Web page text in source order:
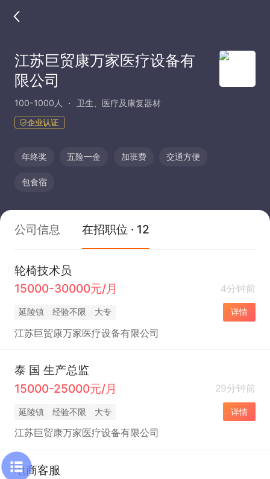
江苏巨贸康万家医疗设备有
限公司
100-1000人 卫生、医疗及康复器材
企业认证
年终奖 五险一金 加班费 交通方便
包食宿
公司信息 在招职位 · 12
轮椅技术员
15000-30000元/月
4分钟前
延陵镇 经验不限 大专 详情
江苏巨贸康万家医疗设备有限公司
泰 国 生产总监
15000-25000元/月
29分钟前
延陵镇 经验不限 大专 详情
江苏巨贸康万家医疗设备有限公司
电商客服